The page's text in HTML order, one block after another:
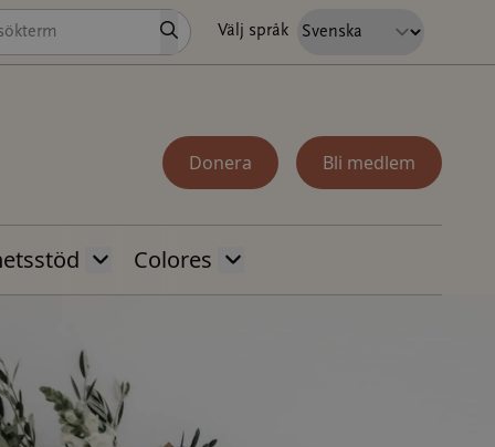
Sök Välj språk
Donera Bli medlem
Colores